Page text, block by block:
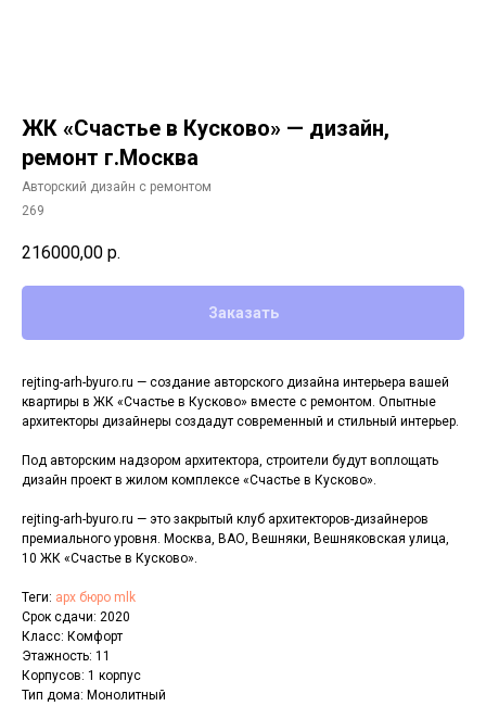
ЖК «Счастье в Кусково» — дизайн,
ремонт г.Москва
Авторский дизайн с ремонтом
269
216000,00 р.
Заказать
rejting-arh-byuro.ru — создание авторского дизайна интерьера вашей
квартиры в ЖК «Счастье в Кусково» вместе с ремонтом. Опытные
архитекторы дизайнеры создадут современный и стильный интерьер.
Под авторским надзором архитектора, строители будут воплощать
дизайн проект в жилом комплексе «Счастье в Кусково».
rejting-arh-byuro.ru — это закрытый клуб архитекторов-дизайнеров
премиального уровня. Москва, ВАО, Вешняки, Вешняковская улица,
10 ЖК «Счастье в Кусково».
Теги: арх бюро mlk
Срок сдачи: 2020
Класс: Комфорт
Этажность: 11
Корпусов: 1 корпус
Тип дома: Монолитный